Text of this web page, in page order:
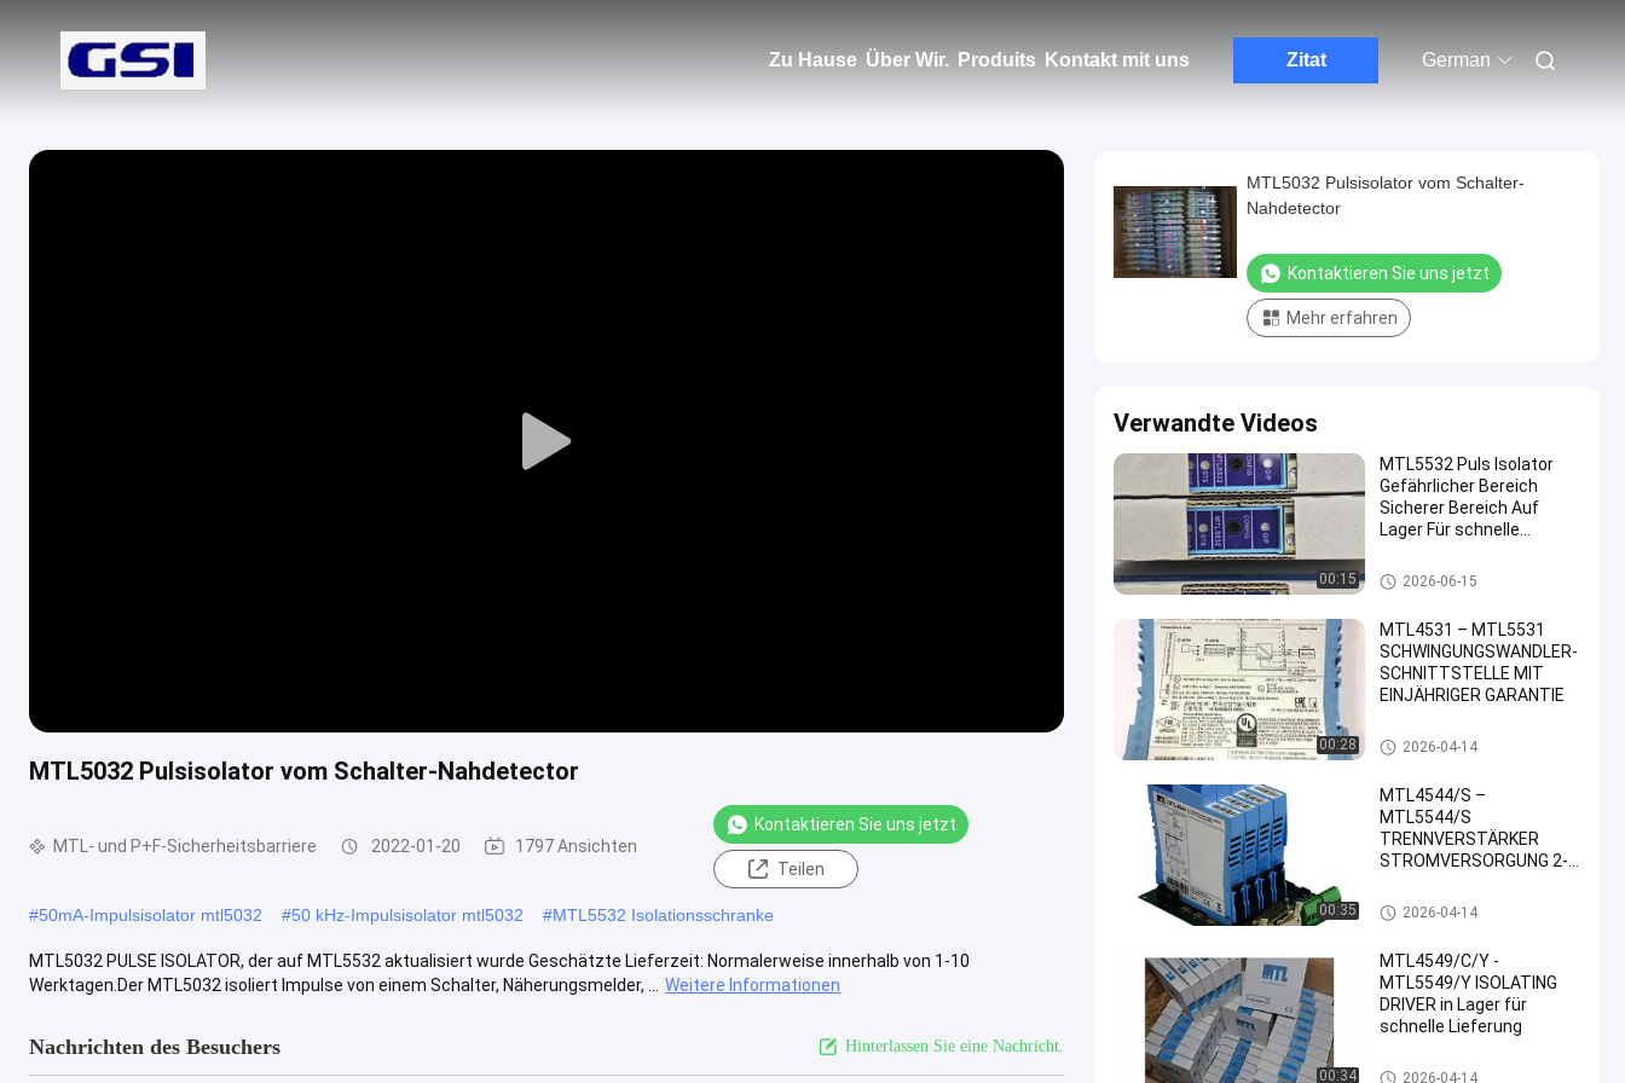
Zu Hause Über Wir. Produits Kontakt mit uns Zitat German
Play
MTL5032 Pulsisolator vom Schalter-Nahdetector
MTL- und P+F-Sicherheitsbarriere 2022-01-20 1797 Ansichten
Kontaktieren Sie uns jetzt
Teilen
#50mA-Impulsisolator mtl5032 #50 kHz-Impulsisolator mtl5032 #MTL5532 Isolationsschranke
MTL5032 PULSE ISOLATOR, der auf MTL5532 aktualisiert wurde Geschätzte Lieferzeit: Normalerweise innerhalb von 1-10
Werktagen.Der MTL5032 isoliert Impulse von einem Schalter, Näherungsmelder, ...
Weitere Informationen
Nachrichten des Besuchers Hinterlassen Sie eine Nachricht.
MTL5032 Pulsisolator vom Schalter-
Nahdetector
Kontaktieren Sie uns jetzt
Mehr erfahren
Verwandte Videos
00:15
MTL5532 Puls Isolator
Gefährlicher Bereich
Sicherer Bereich Auf
Lager Für schnelle
MTL- und P+F-Sicherheitsbarri
ere
2026-06-15
00:28
MTL4531 – MTL5531
SCHWINGUNGSWANDLER-
SCHNITTSTELLE MIT
EINJÄHRIGER GARANTIE
MTL- und P+F-Sicherheitsbarri
ere
2026-04-14
00:35
MTL4544/S –
MTL5544/S
TRENNVERSTÄRKER
STROMVERSORGUNG 2-
Leiter-Messumformer
MTL- und P+F-Sicherheitsbarri
ere
2026-04-14
00:34
MTL4549/C/Y -
MTL5549/Y ISOLATING
DRIVER in Lager für
schnelle Lieferung
MTL- und P+F-Sicherheitsbarri
2026-04-14